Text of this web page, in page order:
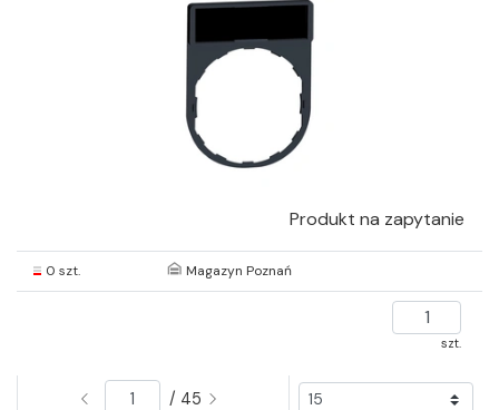
Produkt na zapytanie
0 szt. Magazyn Poznań
szt.
/ 45